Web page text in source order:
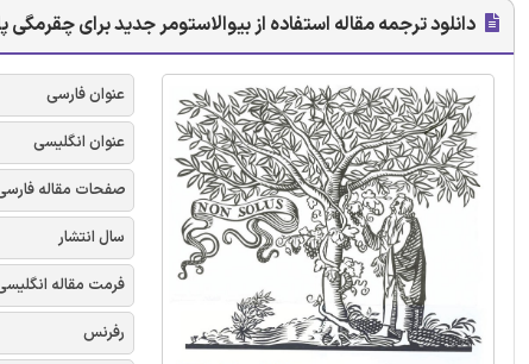
دانلود ترجمه مقاله استفاده از بیوالاستومر جدید برای چقرمگی
عنوان فارسی
عنوان انگلیسی
صفحات مقاله
سال انتشار
فرمت مقاله
رفرنس